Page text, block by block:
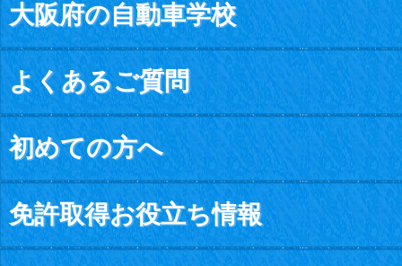
大阪府の自動車学校
よくあるご質問
初めての方へ
免許取得お役立ち情報